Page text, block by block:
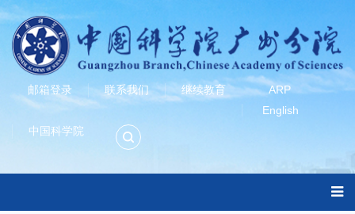
邮箱登录 联系我们 继续教育
ARP
English
中国科学院